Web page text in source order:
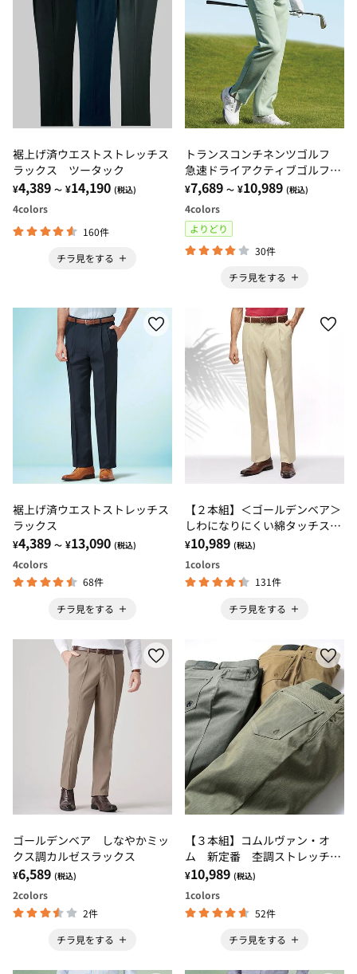
裾上げ済ウエストストレッチス
ラックス ツータック
¥4,389 ～ ¥14,190 (税込)
4colors
160件
チラ見をする
トランスコンチネンツゴルフ
急速ドライアクティブゴルフパ
ンツ
¥7,689 ～ ¥10,989 (税込)
4colors
よりどり
30件
チラ見をする
裾上げ済ウエストストレッチス
ラックス
¥4,389 ～ ¥13,090 (税込)
4colors
68件
チラ見をする
【２本組】＜ゴールデンベア＞
しわになりにくい綿タッチスラ
ックス
¥10,989 (税込)
1colors
131件
チラ見をする
ゴールデンベア しなやかミッ
クス調カルゼスラックス
¥6,589 (税込)
2colors
2件
チラ見をする
【３本組】コムルヴァン・オ
ム 新定番 杢調ストレッチパ
ンツ
¥10,989 (税込)
1colors
52件
チラ見をする